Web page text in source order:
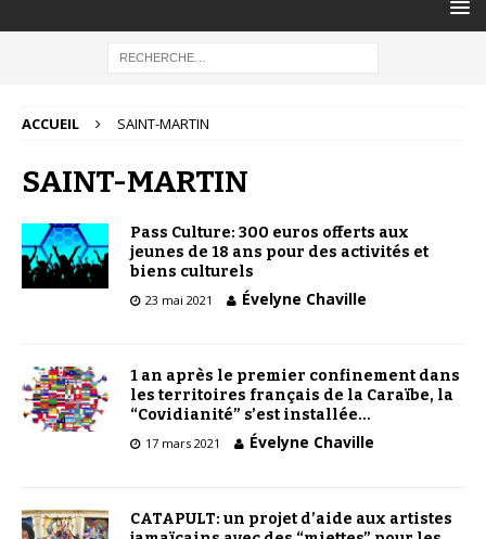
ACCUEIL SAINT-MARTIN
SAINT-MARTIN
Pass Culture: 300 euros offerts aux
jeunes de 18 ans pour des activités et
biens culturels
23 mai 2021 Évelyne Chaville
1 an après le premier confinement dans
les territoires français de la Caraïbe, la
“Covidianité” s’est installée…
17 mars 2021 Évelyne Chaville
CATAPULT: un projet d’aide aux artistes